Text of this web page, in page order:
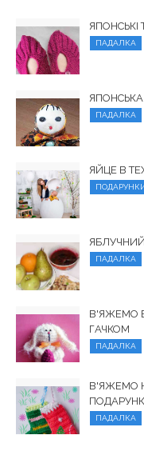
ПАДАЛКА
ЯПОНСЬКА
ПАДАЛКА
ЯЙЦЕ В
ЯБЛУЧНИЙ
ПАДАЛКА
В'ЯЖЕМО
ГАЧКОМ
ПАДАЛКА
В'ЯЖЕМО
ПАДАЛКА